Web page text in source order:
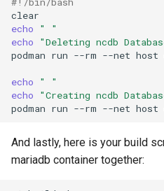
echo
" "
echo
"Deleting ncdb
podman run --rm --net host
echo
" "
echo
"Creating ncdb
podman run --rm --net host
And lastly, here is your build
mariadb container together: